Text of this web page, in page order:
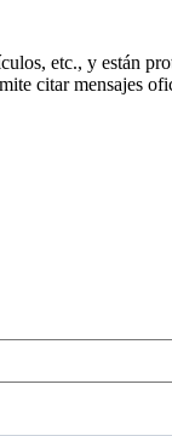
etc., y están
citar mensajes